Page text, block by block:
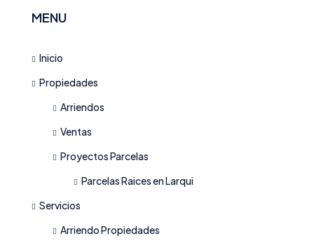
MENU
Inicio
Propiedades
Arriendos
Ventas
Proyectos Parcelas
Parcelas Raices en Larqui
Servicios
Arriendo Propiedades